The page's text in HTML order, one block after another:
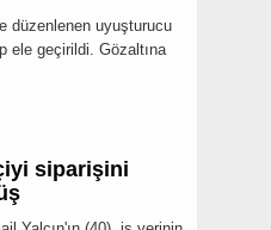
düzenlenen uyuşturucu
ele geçirildi. Gözaltına
siparişini